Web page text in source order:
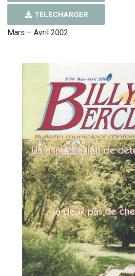
TÉLÉCHARGER
Mars – Avril 2002